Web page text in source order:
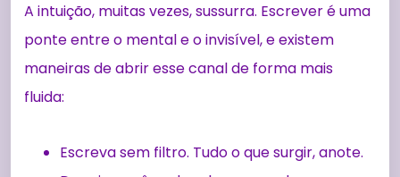
A intuição, muitas vezes, sussurra. Escrever é uma
ponte entre o mental e o invisível, e existem
maneiras de abrir esse canal de forma mais
fluida:
Escreva sem filtro. Tudo o que surgir, anote.